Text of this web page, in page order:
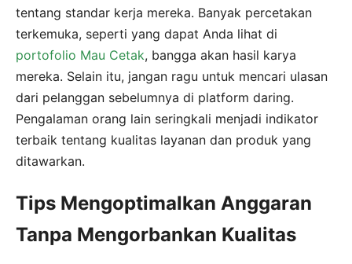
tentang standar kerja mereka. Banyak percetakan
terkemuka, seperti yang dapat Anda lihat di
portofolio Mau Cetak, bangga akan hasil karya
mereka. Selain itu, jangan ragu untuk mencari ulasan
dari pelanggan sebelumnya di platform daring.
Pengalaman orang lain seringkali menjadi indikator
terbaik tentang kualitas layanan dan produk yang
ditawarkan.
Tips Mengoptimalkan Anggaran
Tanpa Mengorbankan Kualitas